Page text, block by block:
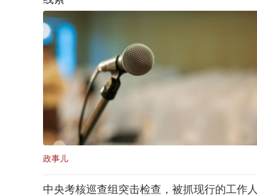
政事儿
中央考核巡查组突击检查，被抓现行的工作人